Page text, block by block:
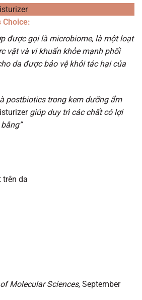
Choice:
được gọi là microbiome, là một loạt
vật và vi khuẩn khỏe mạnh phối
da được bảo vệ khỏi tác hại của
postbiotics trong kem dưỡng ẩm
giúp duy trì các chất có lợi
trên da
Molecular Sciences, September